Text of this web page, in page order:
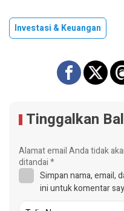
Investasi & Keuangan
Tinggalkan
Alamat email Anda tidak
ditandai*
Simpan nama, email,
ini untuk komentar